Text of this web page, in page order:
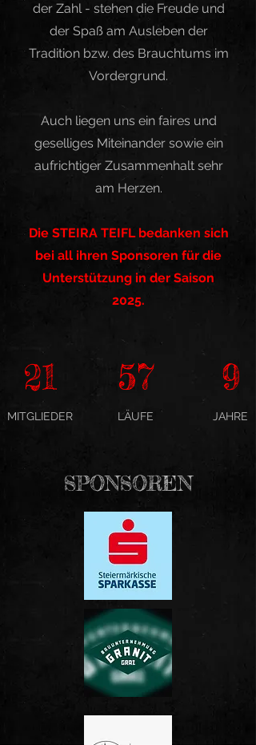
der Zahl - stehen die Freude und
der Spaß am Ausleben der
Tradition bzw. des Brauchtums im
Vordergrund.
Auch liegen uns ein faires und
geselliges Miteinander sowie ein
aufrichtiger Zusammenhalt sehr
am Herzen.
Die STEIRA TEIFL bedanken sich
bei all ihren Sponsoren für die
Unterstützung in der Saison
2025.
21
MITGLIEDER
57
LÄUFE
9
JAHRE
SPONSOREN